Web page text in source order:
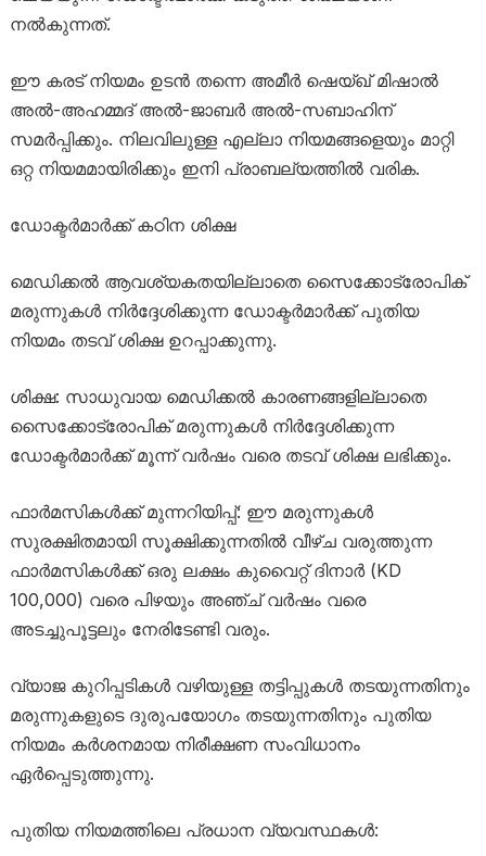
നൽകുന്നത്.
ഈ കരട് നിയമം ഉടൻ തന്നെ അമീർ ഷെയ്ഖ് മിഷാൽ
അൽ-അഹമ്മദ് അൽ-ജാബർ അൽ-സബാഹിന്
സമർപ്പിക്കും. നിലവിലുള്ള എല്ലാ നിയമങ്ങളെയും മാറ്റി
ഒറ്റ നിയമമായിരിക്കും ഇനി പ്രാബല്യത്തിൽ വരിക.
ഡോക്ടർമാർക്ക് കഠിന ശിക്ഷ
മെഡിക്കൽ ആവശ്യകതയില്ലാതെ സൈക്കോട്രോപിക്
മരുന്നുകൾ നിർദ്ദേശിക്കുന്ന ഡോക്ടർമാർക്ക് പുതിയ
നിയമം തടവ് ശിക്ഷ ഉറപ്പാക്കുന്നു.
ശിക്ഷ: സാധുവായ മെഡിക്കൽ കാരണങ്ങളില്ലാതെ
സൈക്കോട്രോപിക് മരുന്നുകൾ നിർദ്ദേശിക്കുന്ന
ഡോക്ടർമാർക്ക് മൂന്ന് വർഷം വരെ തടവ് ശിക്ഷ ലഭിക്കും.
ഫാർമസികൾക്ക് മുന്നറിയിപ്പ്: ഈ മരുന്നുകൾ
സുരക്ഷിതമായി സൂക്ഷിക്കുന്നതിൽ വീഴ്ച വരുത്തുന്ന
ഫാർമസികൾക്ക് ഒരു ലക്ഷം കുവൈറ്റ് ദിനാർ (KD
100,000) വരെ പിഴയും അഞ്ച് വർഷം വരെ
അടച്ചുപൂട്ടലും നേരിടേണ്ടി വരും.
വ്യാജ കുറിപ്പടികൾ വഴിയുള്ള തട്ടിപ്പുകൾ തടയുന്നതിനും
മരുന്നുകളുടെ ദുരുപയോഗം തടയുന്നതിനും പുതിയ
നിയമം കർശനമായ നിരീക്ഷണ സംവിധാനം
ഏർപ്പെടുത്തുന്നു.
പുതിയ നിയമത്തിലെ പ്രധാന വ്യവസ്ഥകൾ: